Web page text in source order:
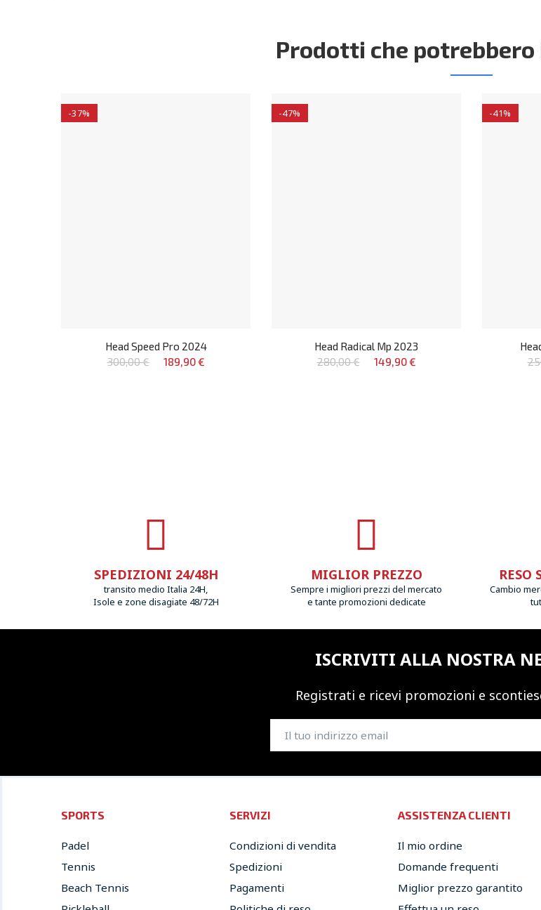
Prodotti che
-37%
Head Speed Pro 2024
300,00 €
189,90 €
-47%
Head Radical Mp 2023
280,00 €
149,90 €
-41%
SPEDIZIONI 24/48H
transito medio Italia 24H,
Isole e zone disagiate 48/72H
MIGLIOR PREZZO
Sempre i migliori prezzi del mercato
e tante promozioni dedicate
RESO
Cambio
ISCRIVITI ALLA NOSTRA
Registrati e ricevi promozioni e sconti
SPORTS
Padel
Tennis
Beach Tennis
SERVIZI
Condizioni di vendita
Spedizioni
Pagamenti
ASSISTENZA CLIENTI
Il mio ordine
Domande frequenti
Miglior prezzo garantito